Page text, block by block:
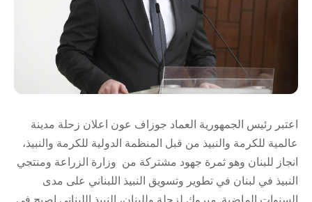
اعتبر رئيس الجمهورية العماد جوزاف عون اعلان زحلة مدينة
عالمية للكرمة والنبيذ من قبل المنظمة الدولية للكرمة والنبيذ،
انجاز للبنان وهو ثمرة جهود مشتركة من وزارة الزراعة ومنتجي
النبيذ في لبنان في تطوير وتسويق النبيذ اللبناني على مدى